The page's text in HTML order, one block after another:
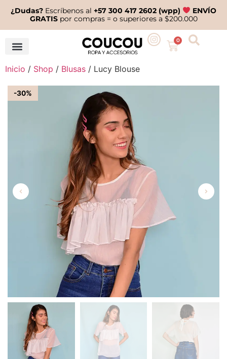
¿Dudas? Escríbenos al+57 300 417 2602 (wpp)
ENVÍO
GRATISpor compras = o superiores a $200.000
0
Inicio / Shop / Blusas / Lucy Blouse
-30%